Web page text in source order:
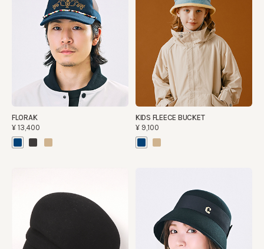
FLORAK
¥13,400
KIDS FLEECE BUCKET
¥9,100